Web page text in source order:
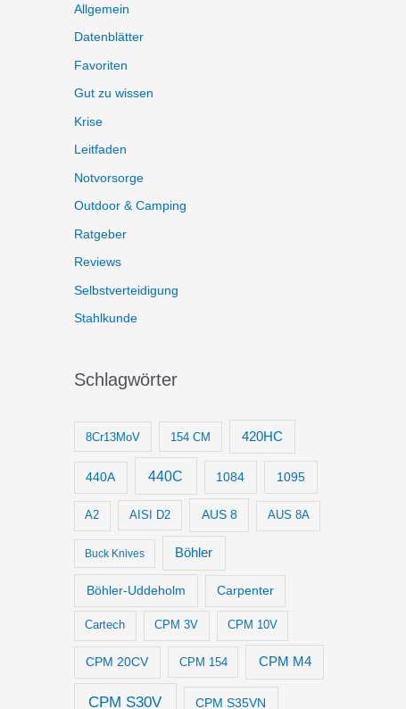
Allgemein
Datenblätter
Favoriten
Gut zu wissen
Krise
Leitfaden
Notvorsorge
Outdoor & Camping
Ratgeber
Reviews
Selbstverteidigung
Stahlkunde
Schlagwörter
8Cr13MoV 154 CM 420HC
440A 440C 1084 1095
A2 AISI D2 AUS 8 AUS 8A
Buck Knives Böhler
Böhler-Uddeholm Carpenter
Cartech CPM 3V CPM 10V
CPM 20CV CPM 154 CPM M4
CPM S30V CPM S35VN